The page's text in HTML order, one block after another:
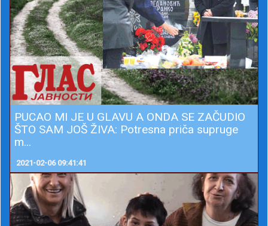
PUCAO MI JE U GLAVU A ONDA SE ZAČUDIO
ŠTO SAM JOŠ ŽIVA: Potresna priča supruge
m...
2021-02-06 09:41:41